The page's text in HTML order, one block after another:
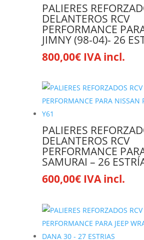
PALIERES
DELANTEROS RCV
PERFORMANCE
JIMNY (98-04)- 26
800,00€ IVA incl.
PALIERES
DELANTEROS RCV
PERFORMANCE
SAMURAI – 26
600,00€ IVA incl.